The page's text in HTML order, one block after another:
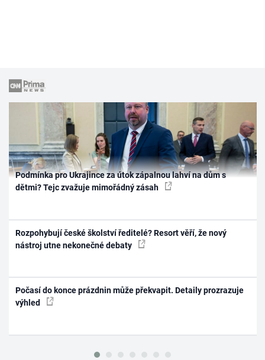
Podmínka pro Ukrajince za útok zápalnou lahví na dům s
dětmi? Tejc zvažuje mimořádný zásah
Rozpohybují české školství ředitelé? Resort věří, že nový
nástroj utne nekonečné debaty
Počasí do konce prázdnin může překvapit. Detaily prozrazuje
výhled